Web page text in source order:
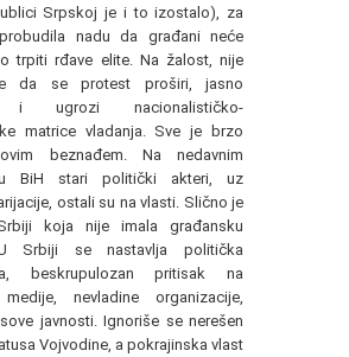
Srpskoj je i to izostalo), za
nadu da građani neće
trpiti rđave elite. Na žalost, nije
da se protest proširi, jasno
i ugrozi nacionalističko-
matrice vladanja. Sve je brzo
beznađem. Na nedavnim
BiH stari politički akteri, uz
ostali su na vlasti. Slično je
koja nije imala građansku
Srbiji se nastavlja politička
beskrupulozan pritisak na
nevladine organizacije,
javnosti. Ignoriše se nerešen
Vojvodine, a pokrajinska vlast